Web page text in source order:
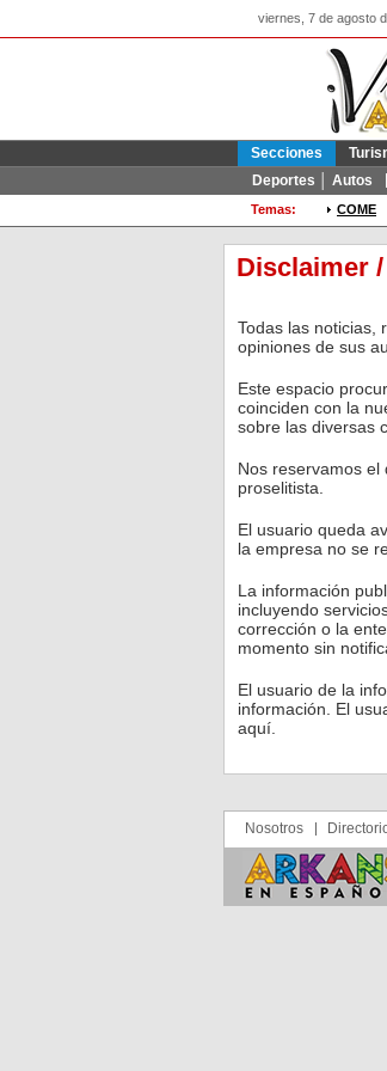
viernes, 7 de agosto
Secciones
Deportes │ Autos
Temas: COME
Disclaimer
Todas las noticias,
opiniones de sus
Este espacio
coinciden con la
sobre las diversas
Nos reservamos
proselitista.
El usuario queda
la empresa no se
La información
incluyendo
corrección o la
momento sin
El usuario de la
información. El
aquí.
Nosotros